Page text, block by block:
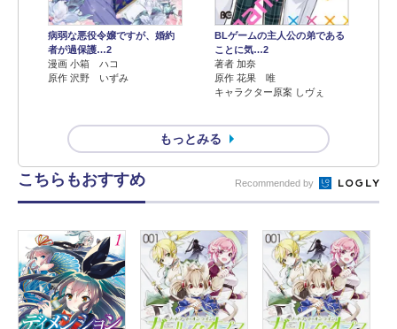
病弱な悪役令嬢ですが、婚約
者が過保護…2
漫画 小箱 ハコ
原作 沢野 いずみ
BLゲームの主人公の弟である
ことに気…2
著者 加奈
原作 花果 唯
キャラクター原案 しヴぇ
もっとみる
こちらもおすすめ Recommended by